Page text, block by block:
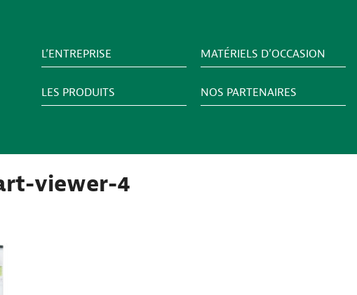
L’ENTREPRISE MATÉRIELS D’OCCASION
LES PRODUITS NOS PARTENAIRES
viewer-4